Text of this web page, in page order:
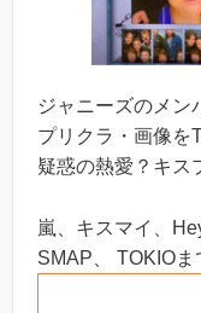
ジャニーズのメン
プリクラ・画像を
疑惑の熱愛？キス
嵐、キスマイ、
SMAP、 TOKIOま